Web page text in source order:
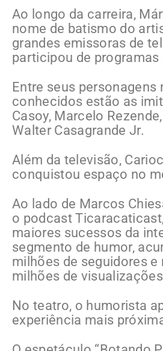
Ao longo da carreira,
nome de batismo do
grandes emissoras de
participou de programas
Entre seus personagens
conhecidos estão as
Casoy, Marcelo
Walter Casagrande Jr.
Além da televisão,
conquistou espaço no
Ao lado de Marcos
o podcast
maiores sucessos da
segmento de humor,
milhões de seguidores e
milhões de
No teatro, o humorista
experiência mais